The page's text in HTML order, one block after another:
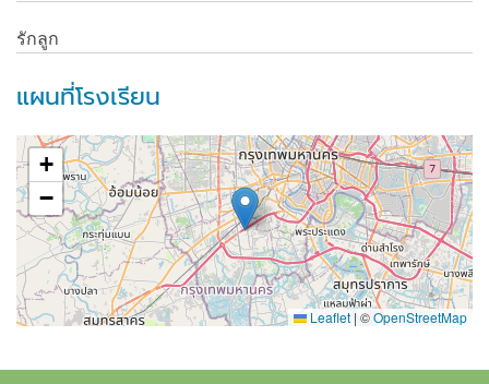
รักลูก
แผนที่โรงเรียน
+
−
Leaflet | ©OpenStreetMap